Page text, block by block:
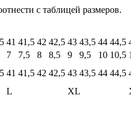
с таблицей размеров.
41 41,5 42 42,5 43 43,5 44 44,5
7 7,5 8 8,5 9 9,5 10 10,5
41 41,5 42 42,5 43 43,5 44 44,5
L XL